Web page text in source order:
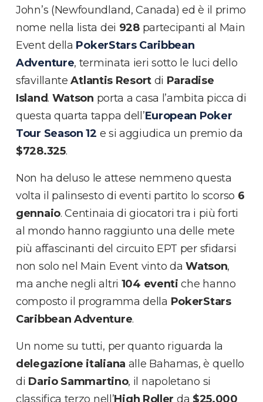
John’s (Newfoundland, Canada) ed è il primo
nome nella lista dei 928partecipanti al Main
Event della PokerStars Caribbean
Adventure, terminata ieri sotto le luci dello
sfavillanteAtlantis Resort di Paradise
Island. Watson porta a casa l’ambita picca di
questa quarta tappa dell’European Poker
Tour Season 12 e si aggiudica un premio da
$728.325.
Non ha deluso le attese nemmeno questa
volta il palinsesto di eventi partito lo scorso 6
gennaio. Centinaia di giocatori tra i più forti
al mondo hanno raggiunto una delle mete
più affascinanti del circuito EPT per sfidarsi
non solo nel Main Event vinto daWatson,
ma anche negli altri 104 eventiche hanno
composto il programma della PokerStars
Caribbean Adventure.
Un nome su tutti, per quanto riguarda la
delegazione italiana alle Bahamas, è quello
di Dario Sammartino, il napoletano si
classifica terzo nell’High Roller da $25.000